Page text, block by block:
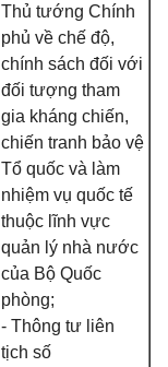
Thủ tướng Chính
phủ về chế độ,
chính sách đối với
đối tượng tham
gia kháng chiến,
chiến tranh bảo vệ
Tổ quốc và làm
nhiệm vụ quốc tế
thuộc lĩnh vực
quản lý nhà nước
của Bộ Quốc
phòng;
- Thông tư liên
tịch số